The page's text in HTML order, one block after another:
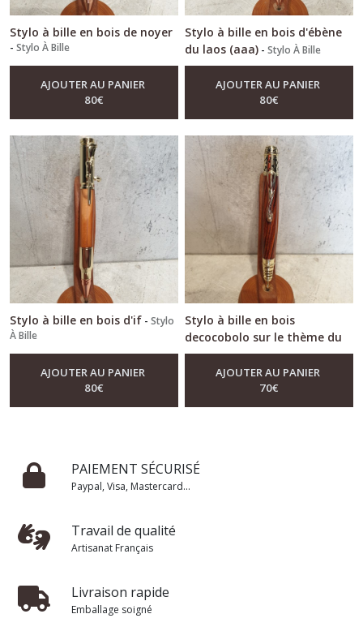
Stylo à bille en bois de noyer
- Stylo À Bille
AJOUTER AU PANIER
80€
Stylo à bille en bois d'ébène
du laos (aaa) -Stylo À Bille
AJOUTER AU PANIER
80€
Stylo à bille en bois d'if - Stylo
À Bille
AJOUTER AU PANIER
80€
Stylo à bille en bois
decocobolo sur le thème du
chien-Stylo À Bille
AJOUTER AU PANIER
70€
PAIEMENT SÉCURISÉ
Paypal, Visa, Mastercard...
Travail de qualité
Artisanat Français
Livraison rapide
Emballage soigné